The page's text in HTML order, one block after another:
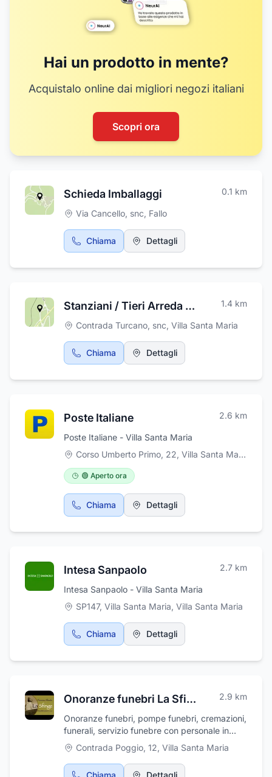
Hai un prodotto in mente?
Acquistalo online dai migliori negozi italiani
Scopri ora
Schieda Imballaggi 0.1 km
Via Cancello, snc, Fallo
Chiama Dettagli
Stanziani / Tieri Arreda di Tieri Elias 1.4 km
Contrada Turcano, snc, Villa Santa Maria
Chiama Dettagli
Poste Italiane 2.6 km
Poste Italiane - Villa Santa Maria
Corso Umberto Primo, 22, Villa Santa Maria
🟢 Aperto ora
Chiama Dettagli
Intesa Sanpaolo 2.7 km
Intesa Sanpaolo - Villa Santa Maria
SP147, Villa Santa Maria, Villa Santa Maria
Chiama Dettagli
Onoranze funebri La Sfinge 2.9 km
Onoranze funebri, pompe funebri, cremazioni,
funerali, servizio funebre con personale in
divisa. Disbrigo pratiche, addobbi floreali,
addobbi funebri, affissioni avvisi di lutto,
allestimento camere ardenti, articoli ed arredi
Contrada Poggio, 12, Villa Santa Maria
Chiama Dettagli